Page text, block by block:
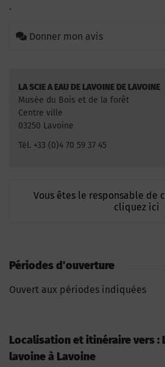
.
Donner mon avis
LA SCIE A EAU DE LAVOINE DE LAVOINE
Musée du Bois et de la forêt
Centre ville
03250 Lavoine
Tél. +33 (0)4 70 59 37 45
Vous êtes le responsable de
cliquez ici
Périodes d'ouverture
Ouvert aux périodes indiquées
Localisation et itinéraire vers :
lavoine à Lavoine